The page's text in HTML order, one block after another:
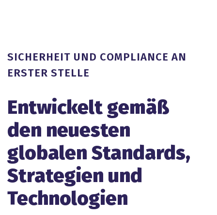
SICHERHEIT UND COMPLIANCE AN
ERSTER STELLE
Entwickelt gemäß
den neuesten
globalen Standards,
Strategien und
Technologien